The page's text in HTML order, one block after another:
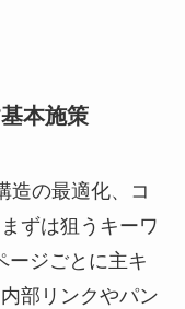
本施策
造の最適化、コ
ずは狙うキーワ
ージごとに主キ
部リンクやパン